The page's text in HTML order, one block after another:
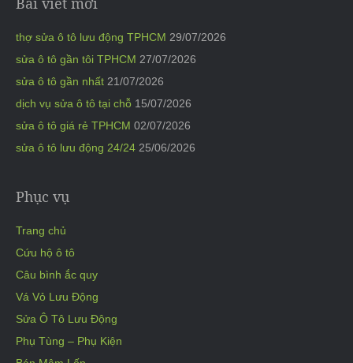
thợ sửa ô tô lưu động TPHCM 29/07/2026
sửa ô tô gần tôi TPHCM 27/07/2026
sửa ô tô gần nhất 21/07/2026
dịch vụ sửa ô tô tại chỗ 15/07/2026
sửa ô tô giá rẻ TPHCM 02/07/2026
sửa ô tô lưu động 24/24 25/06/2026
Phục vụ
Trang chủ
Cứu hộ ô tô
Câu bình ắc quy
Vá Vỏ Lưu Động
Sửa Ô Tô Lưu Động
Phụ Tùng – Phụ Kiện